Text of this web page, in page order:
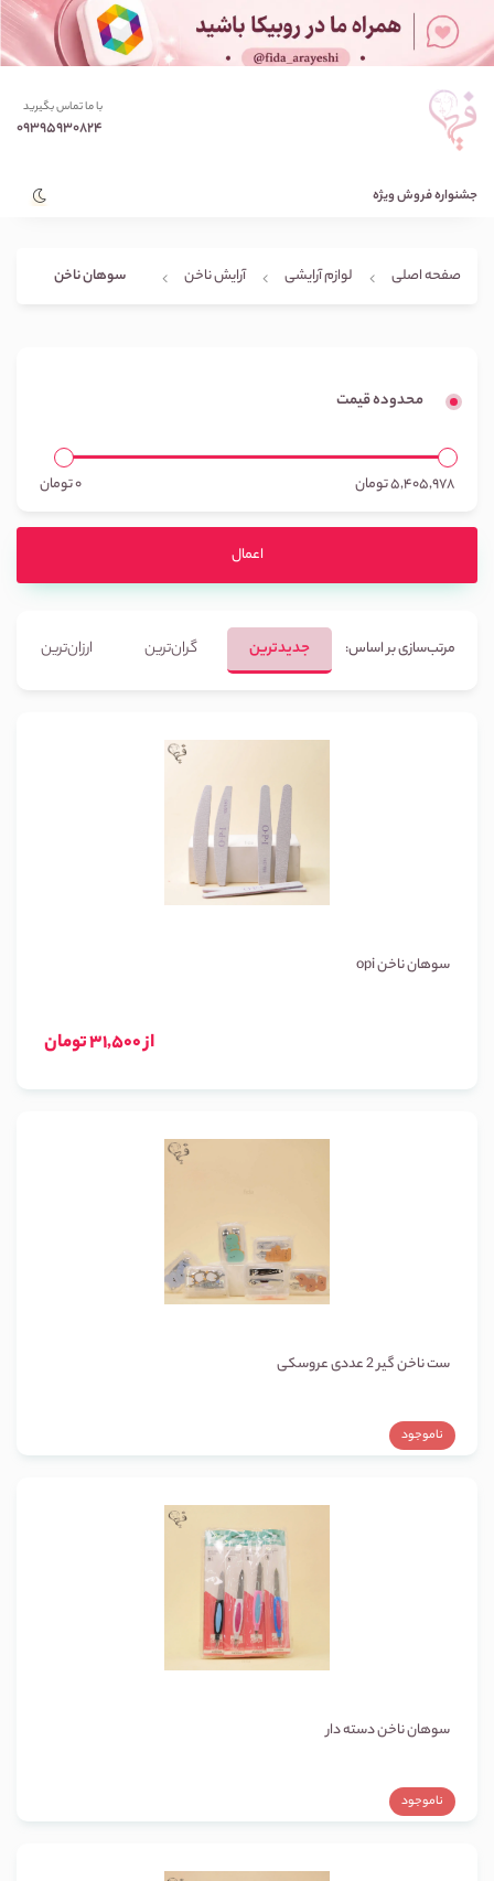
با ما تماس بگیرید
09395930824
جشنواره فروش ویژه
صفحه اصلی لوازم آرایشی آرایش ناخن سوهان ناخن
محدوده قیمت
5,405,978تومان 0تومان
اعمال
مرتب‌سازی بر اساس: جدیدترین گران‌ترین ارزان‌ترین
سوهان ناخن opi
از 31,500 تومان
ست ناخن گیر 2 عددی عروسکی
ناموجود
سوهان ناخن دسته دار
ناموجود